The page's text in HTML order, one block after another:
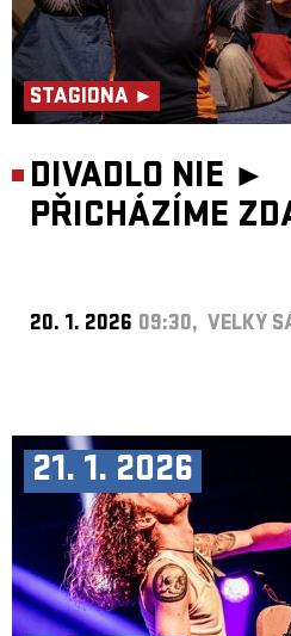
STAGIONA ►
DIVADLO NIE ►
PŘICHÁZÍME
20. 1. 2026 09:30, VELKÝ
21. 1. 2026